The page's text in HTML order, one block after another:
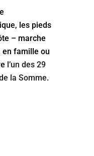
les pieds
– marche
en famille ou
l’un des 29
la Somme.